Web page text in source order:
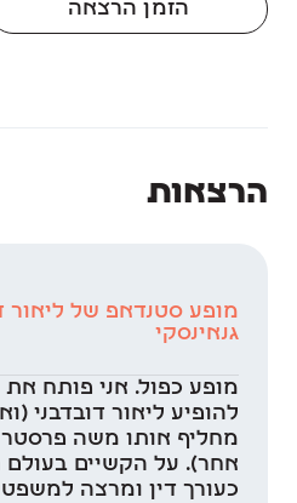
הזמן הרצאה
הרצאות
מופע סטנדאפ של ליאור
גנאינסקי
מופע כפול. אני פותח
להופיע ליאור דובדבני
מחליף אותו משה פרסטר
אחר). על הקשיים בעולם
כעורך דין ומרצה